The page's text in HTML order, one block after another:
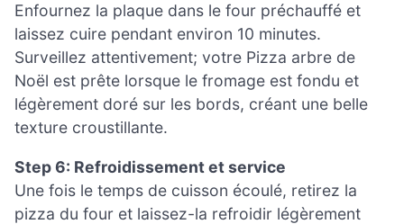
Enfournez la plaque dans le four préchauffé et
laissez cuire pendant environ 10 minutes.
Surveillez attentivement; votre Pizza arbre de
Noël est prête lorsque le fromage est fondu et
légèrement doré sur les bords, créant une belle
texture croustillante.
Step 6: Refroidissement et service
Une fois le temps de cuisson écoulé, retirez la
pizza du four et laissez-la refroidir légèrement